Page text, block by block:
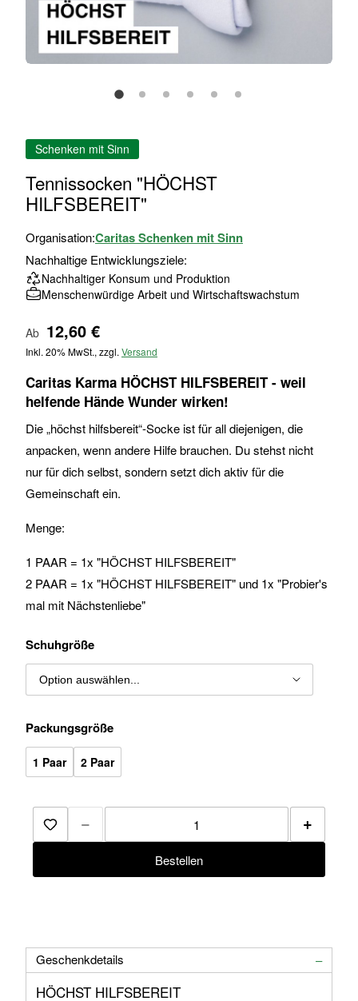
Anfang
der
Bildgalerie
springen
Schenken mit Sinn
Tennissocken "HÖCHST
HILFSBEREIT"
Organisation:Caritas Schenken mit Sinn
Nachhaltige Entwicklungsziele:
Nachhaltiger Konsum und Produktion
Menschenwürdige Arbeit und Wirtschaftswachstum
Ab 12,60 €
Inkl. 20% MwSt., zzgl. Versand
Caritas Karma HÖCHST HILFSBEREIT- weil
helfende Hände Wunder wirken!
Die „höchst hilfsbereit“-Socke ist für all diejenigen, die
anpacken, wenn andere Hilfe brauchen. Du stehst nicht
nur für dich selbst, sondern setzt dich aktiv für die
Gemeinschaft ein.
Menge:
1 PAAR = 1x "HÖCHST HILFSBEREIT"
2 PAAR = 1x "HÖCHST HILFSBEREIT" und 1x "Probier's
mal mit Nächstenliebe"
Schuhgröße
Packungsgröße
1 Paar 2 Paar
Zur Merkliste hinzufügen
− +
Bestellen
Geschenkdetails
HÖCHST HILFSBEREIT